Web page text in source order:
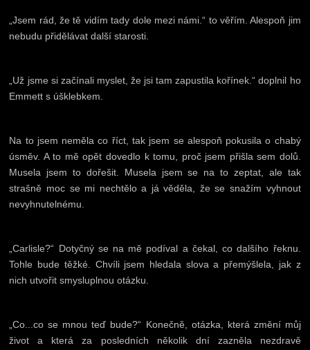
„Jsem rád, že tě vidím tady dole mezi námi.“ to věřím. Alespoň jim
nebudu přidělávat další starosti.
„Už jsme si začínali myslet, že jsi tam zapustila kořínek.“ doplnil ho
Emmett s úšklebkem.
Na to jsem neměla co říct, tak jsem se alespoň pokusila o chabý
úsměv. A to mě opět dovedlo k tomu, proč jsem přišla sem dolů.
Musela jsem to dořešit. Musela jsem se na to zeptat, ale tak
strašně moc se mi nechtělo a já věděla, že se snažím vyhnout
nevyhnutelnému.
„Carlisle?“ Dotyčný se na mě podíval a čekal, co dalšího řeknu.
Tohle bude těžké. Chvíli jsem hledala slova a přemýšlela, jak z
nich utvořit smysluplnou otázku.
„Co...co se mnou teď bude?“ Konečně, otázka, která změní můj
život a která za posledních několik dní zazněla nezdravě